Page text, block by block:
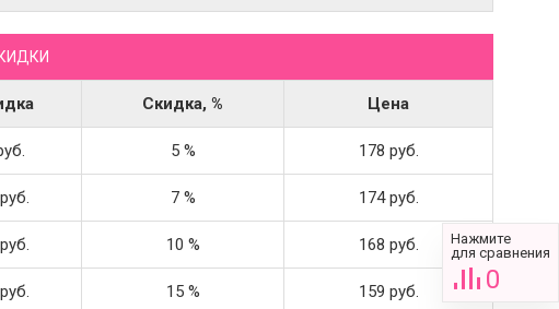
Скидка, % Цена
5 % 178 руб.
7 % 174 руб.
10 % 168 руб.
15 % 159 руб.
Нажмите
для сравнения
0